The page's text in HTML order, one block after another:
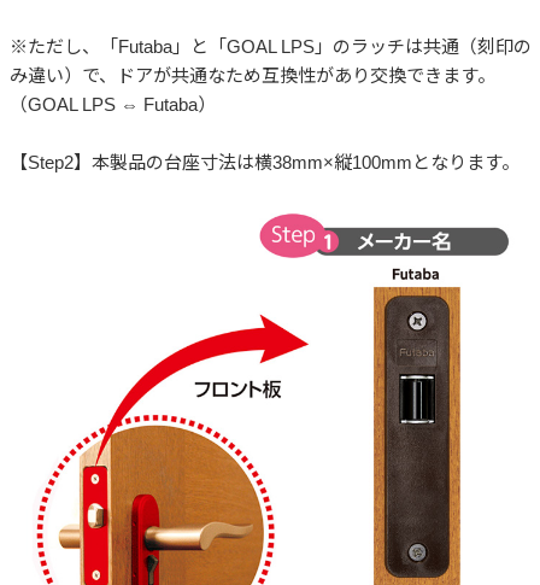
※ただし、「Futaba」と「GOAL LPS」のラッチは共通（刻印の
み違い）で、ドアが共通なため互換性があり交換できます。
（GOAL LPS ⇔ Futaba）
【Step2】本製品の台座寸法は横38mm×縦100mmとなります。